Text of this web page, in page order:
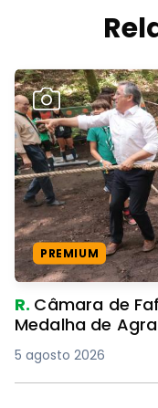
PREMIUM
R. Câmara de
Medalha de
5 agosto 2026